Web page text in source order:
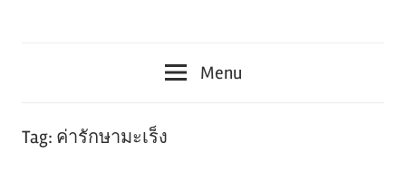
Menu
Tag: ค่ารักษามะเร็ง